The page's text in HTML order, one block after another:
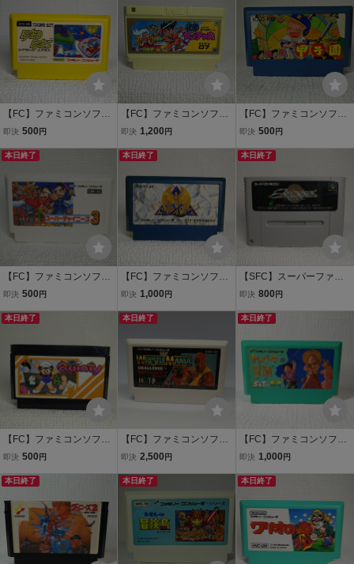
み】管理No.資479 同梱
大歓迎！！
【FC】ファミコンソフト/
エグゼドエグゼス ク
フトのみ】管理No.資717
即決 500 円
【FC】ファミコンソフト/
快傑ヤンチャ丸 クリ
トのみ】管理No.資684
即決 1,200 円
【FC】ファミコンソフト/
甲子園 クリーニング
管理No.資591
即決 500 円
本日終了
【FC】ファミコンソフト/
スーパーチャイニーズ
【ソフトのみ】管理No.資
即決 500 円
本日終了
【FC】ファミコンソフト/
イース クリーニング
管理No.資719
即決 1,000 円
本日終了
【SFC】スーパーファミ
コンソフト/ アクトレイ
理No.資2-235 同梱大歓
即決 800 円
本日終了
【FC】ファミコンソフト/
クインティ クリーニ
み】管理No.資737
即決 500 円
本日終了
【FC】ファミコンソフト/
WWFレッスルマニアチ
済み！！【ソフトのみ】
管理No.資651 同梱大歓
迎！！
即決 2,500 円
本日終了
【FC】ファミコンソフト/
トムソーヤの冒険 ク
フトのみ】 管理No.資42
即決 1,000 円
本日終了 本日終了 本日終了